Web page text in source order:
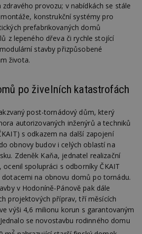
provozu; v nabídkách se stále
konstrukční systémy pro
prefabrikovaných domů
z lepeného dřeva či rychle stojící
stavby přizpůsobené
života.
po živelních katastrofách
post-tornádový dům, který
autorizovaných inženýrů a techniků
s odkazem na další zapojení
obnovy budov i celých oblastí na
Zdeněk Kaňa, jednatel realizační
spolupráci s odborníky ČKAIT
na obnovu domů po tornádu.
v Hodoníně-Pánově pak dále
projektových příprav, tří měsících
výši 4,6 milionu korun s garantovaným
se novostavbu rodinného domu
2